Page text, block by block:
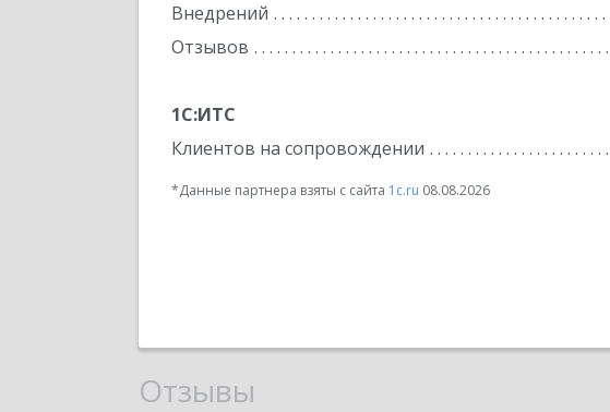
Внедрений
Отзывов
1С:ИТС
Клиентов на сопровождении
*Данные партнера взяты с сайта 1c.ru 08.08.2026
Отзывы